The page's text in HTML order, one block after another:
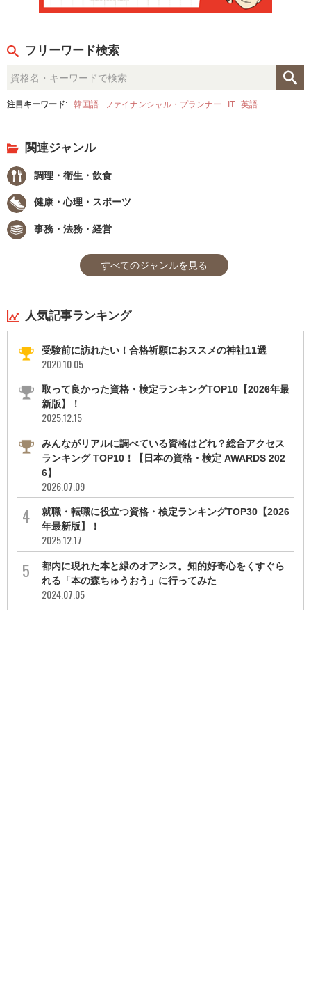
フリーワード検索
注目キーワード: 韓国語 ファイナンシャル・プランナー IT 英語
関連ジャンル
調理・衛生・飲食
健康・心理・スポーツ
事務・法務・経営
すべてのジャンルを見る
人気記事ランキング
受験前に訪れたい！合格祈願におススメの神社11選
2020.10.05
取って良かった資格・検定ランキングTOP10【2026年最
新版】！
2025.12.15
みんながリアルに調べている資格はどれ？総合アクセス
ランキング TOP10！【日本の資格・検定 AWARDS 202
6】
2026.07.09
就職・転職に役立つ資格・検定ランキングTOP30【2026
年最新版】！
2025.12.17
都内に現れた本と緑のオアシス。知的好奇心をくすぐら
れる「本の森ちゅうおう」に行ってみた
2024.07.05